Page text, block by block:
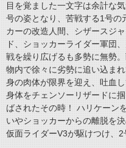
目を覚ました一文字は余計な
号の姿となり、苦戦する1号の
カーの改造人間、シザースジ
ド、ショッカーライダー軍団
戦を繰り広げるも多勢に無勢
物内で徐々に劣勢に追い込ま
身の肉体が限界を迎え、吐血
身体をチェンソーリザードに
ばされたその時！ ハリケーン
いやショッカーからの離脱を
仮面ライダーV3が駆けつけ、2